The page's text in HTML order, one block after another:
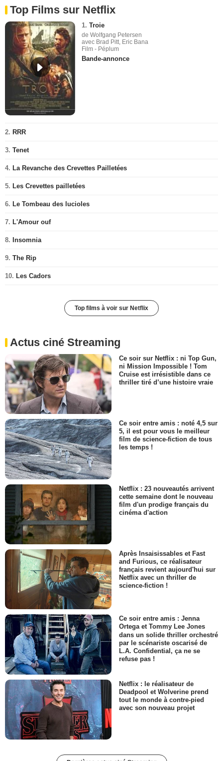
Top Films sur Netflix
1. Troie
de Wolfgang Petersen
avec Brad Pitt, Eric Bana
Film - Péplum
Bande-annonce
2. RRR
3. Tenet
4. La Revanche des Crevettes Pailletées
5. Les Crevettes pailletées
6. Le Tombeau des lucioles
7. L'Amour ouf
8. Insomnia
9. The Rip
10. Les Cadors
Top films à voir sur Netflix
Actus ciné Streaming
Ce soir sur Netflix : ni Top Gun,
ni Mission Impossible ! Tom
Cruise est irrésistible dans ce
thriller tiré d’une histoire vraie
Ce soir entre amis : noté 4,5 sur
5, il est pour vous le meilleur
film de science-fiction de tous
les temps !
Netflix : 23 nouveautés arrivent
cette semaine dont le nouveau
film d'un prodige français du
cinéma d'action
Après Insaisissables et Fast
and Furious, ce réalisateur
français revient aujourd'hui sur
Netflix avec un thriller de
science-fiction !
Ce soir entre amis : Jenna
Ortega et Tommy Lee Jones
dans un solide thriller orchestré
par le scénariste oscarisé de
L.A. Confidential, ça ne se
refuse pas !
Netflix : le réalisateur de
Deadpool et Wolverine prend
tout le monde à contre-pied
avec son nouveau projet